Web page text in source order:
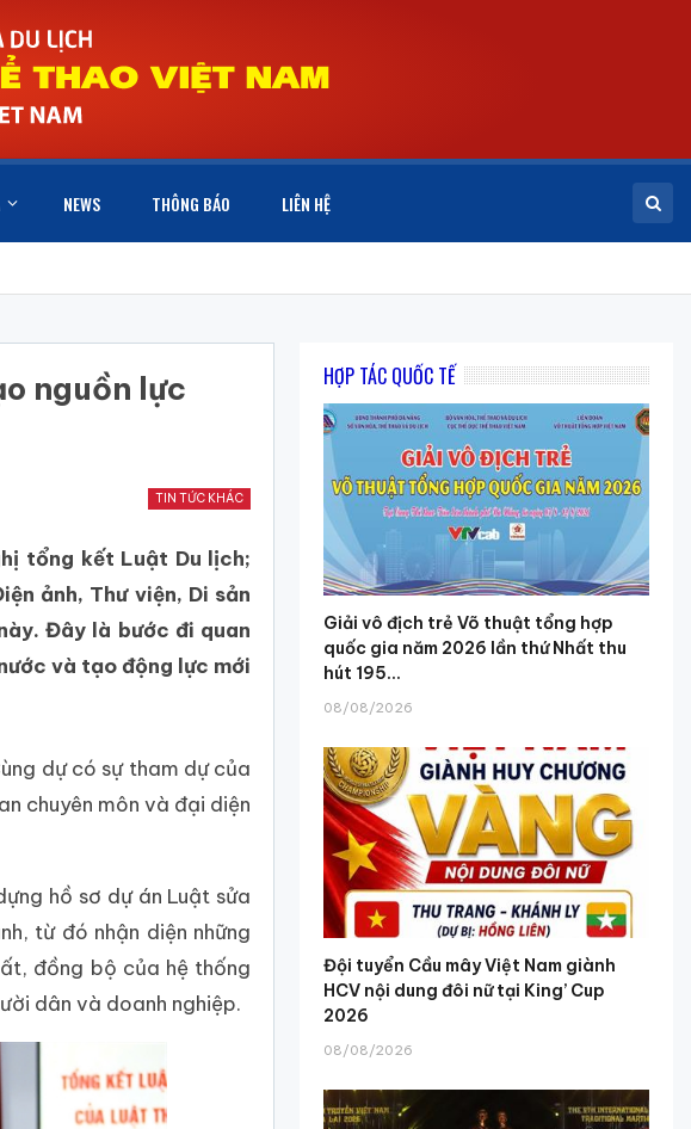
NEWS THÔNG BÁO LIÊN HỆ
nguồn lực
TIN TỨC KHÁC
tổng kết Luật Du lịch;
ảnh, Thư viện, Di sản
Đây là bước đi quan
và tạo động lực mới
dự có sự tham dự của
chuyên môn và đại diện
hồ sơ dự án Luật sửa
từ đó nhận diện những
đồng bộ của hệ thống
dân và doanh nghiệp.
HỢP TÁC QUỐC TẾ
Giải vô địch trẻ Võ thuật tổng hợp
quốc gia năm 2026 lần thứ Nhất thu
hút 195...
08/08/2026
Đội tuyển Cầu mây Việt Nam giành
HCV nội dung đôi nữ tại King’ Cup
2026
08/08/2026